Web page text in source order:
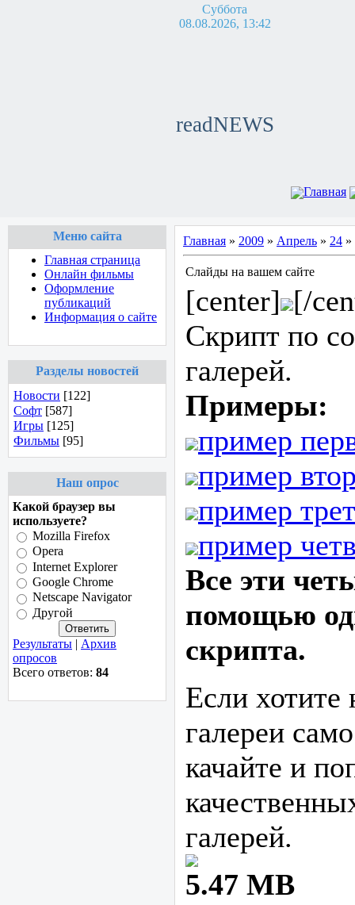
Суббота
08.08.2026, 13:42
readNEWS
Главная
Меню сайта
Главная страница
Онлайн фильмы
Оформление
публикаций
Информация о сайте
Разделы новостей
Новости [122]
Софт [587]
Игры [125]
Фильмы [95]
Наш опрос
Какой браузер вы
используете?
Mozilla Firefox
Opera
Internet Explorer
Google Chrome
Netscape Navigator
Другой
Результаты | Архив
опросов
Всего ответов: 84
Главная » 2009 » Апрель » 24 »
Слайды на вашем сайте
[center] [/
Скрипт по
галерей.
Примеры:
пример
пример
пример
пример
Все эти
помощью
скрипта.
Если хотите
галереи
качайте и
галерей.
5.47 MB